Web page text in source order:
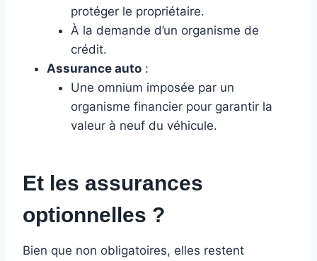
protéger le propriétaire.
À la demande d’un organisme de
crédit.
Assurance auto :
Une omnium imposée par un
organisme financier pour garantir la
valeur à neuf du véhicule.
Et les assurances
optionnelles ?
Bien que non obligatoires, elles restent